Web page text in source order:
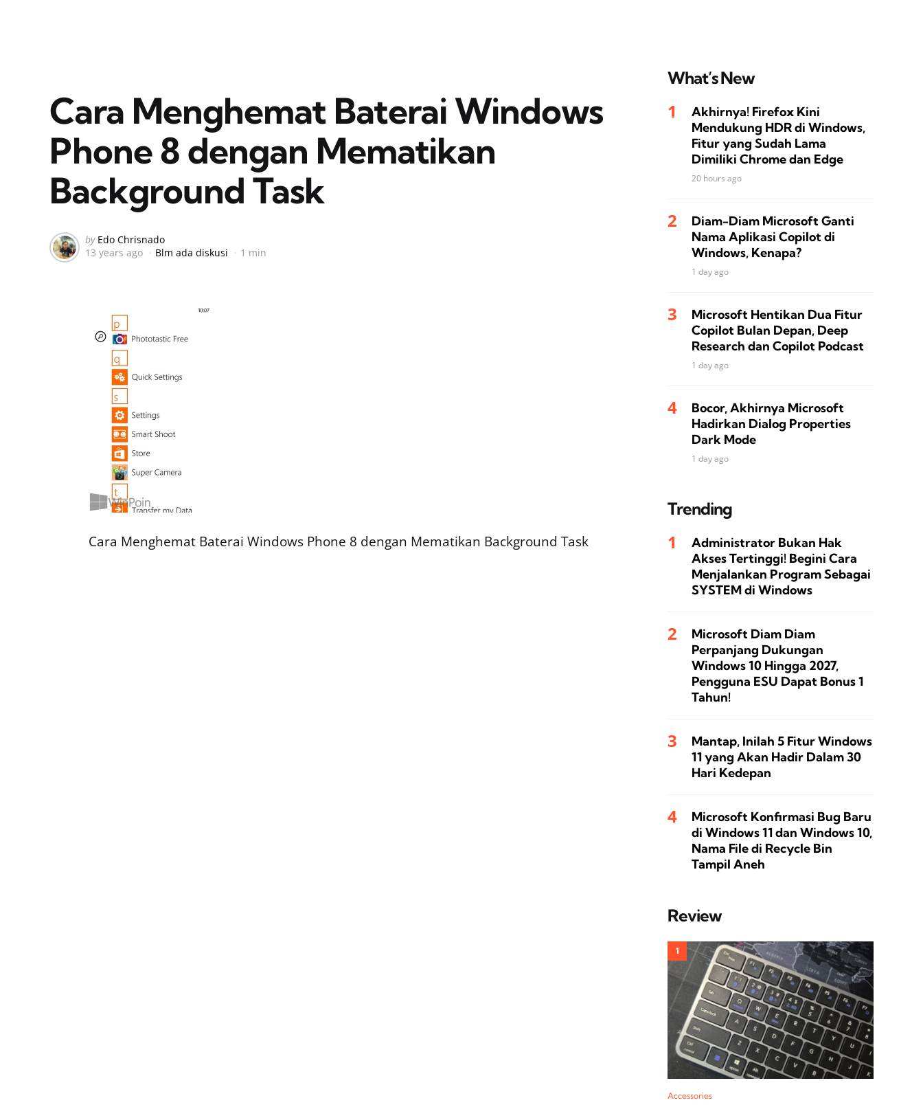
Cara Menghemat Baterai Windows
Phone 8 dengan Mematikan
Background Task
Posted
by
by Edo Chrisnado
13 years ago
Blm ada diskusi 1 min
Cara Menghemat Baterai Windows Phone 8 dengan Mematikan Background Task
What’s New
Akhirnya! Firefox Kini
Mendukung HDR di Windows,
Fitur yang Sudah Lama
Dimiliki Chrome dan Edge
20 hours ago
Diam-Diam Microsoft Ganti
Nama Aplikasi Copilot di
Windows, Kenapa?
1 day ago
Microsoft Hentikan Dua Fitur
Copilot Bulan Depan, Deep
Research dan Copilot Podcast
1 day ago
Bocor, Akhirnya Microsoft
Hadirkan Dialog Properties
Dark Mode
1 day ago
Trending
Administrator Bukan Hak
Akses Tertinggi! Begini Cara
Menjalankan Program Sebagai
SYSTEM di Windows
Microsoft Diam Diam
Perpanjang Dukungan
Windows 10 Hingga 2027,
Pengguna ESU Dapat Bonus 1
Tahun!
Mantap, Inilah 5 Fitur Windows
11 yang Akan Hadir Dalam 30
Hari Kedepan
Microsoft Konfirmasi Bug Baru
di Windows 11 dan Windows 10,
Nama File di Recycle Bin
Tampil Aneh
Review
Accessories